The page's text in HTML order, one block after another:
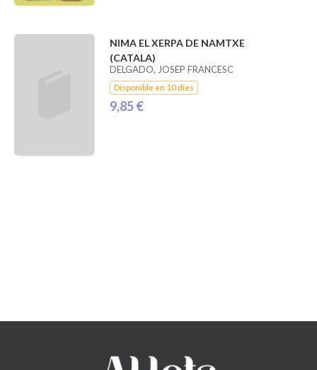
NIMA EL XERPA DE NAMTXE
(CATALA)
DELGADO, JOSEP FRANCESC
Disponible en 10 dies
9,85 €